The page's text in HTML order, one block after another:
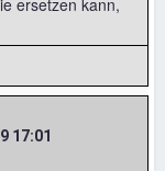
17:01